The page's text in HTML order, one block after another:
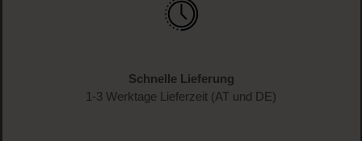
Schnelle Lieferung
1-3 Werktage Lieferzeit (AT und DE)